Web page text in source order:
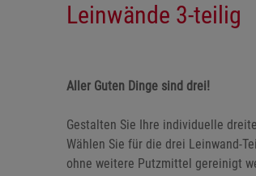
Leinwände 3-teilig
Aller Guten Dinge sind drei!
Gestalten Sie Ihre individuelle
Wählen Sie für die drei Leinwand-
ohne weitere Putzmittel gereinigt